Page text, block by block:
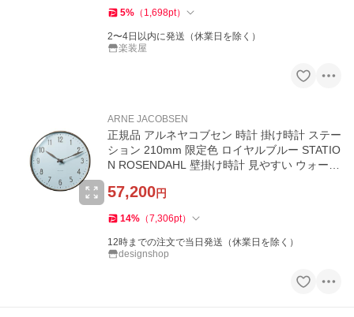
5% （ 1,698pt）
2〜4日以内に発送（休業日を除く）
楽装屋
ARNE JACOBSEN
正規品 アルネヤコブセン 時計 掛け時計 ステー
ション 210mm 限定色 ロイヤルブルー STATIO
N ROSENDAHL 壁掛け時計 見やすい ウォール
57,200円
14% （7,306pt）
12時までの注文で当日発送（休業日を除く）
designshop